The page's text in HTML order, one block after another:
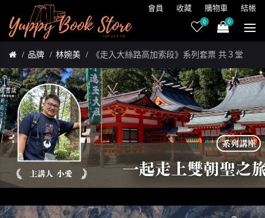
會員 收藏 購物車 結帳
0 0
品牌 林婉美 《走入大絲路高加索段》系列套票 共３堂